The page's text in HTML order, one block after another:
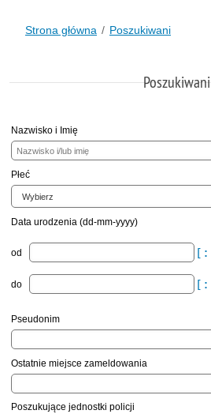
Strona główna Poszukiwani
Poszukiwani
Nazwisko i Imię
Płeć
Data urodzenia (dd-mm-yyyy)
od
do
Pseudonim
Ostatnie miejsce zameldowania
Poszukujące jednostki policji